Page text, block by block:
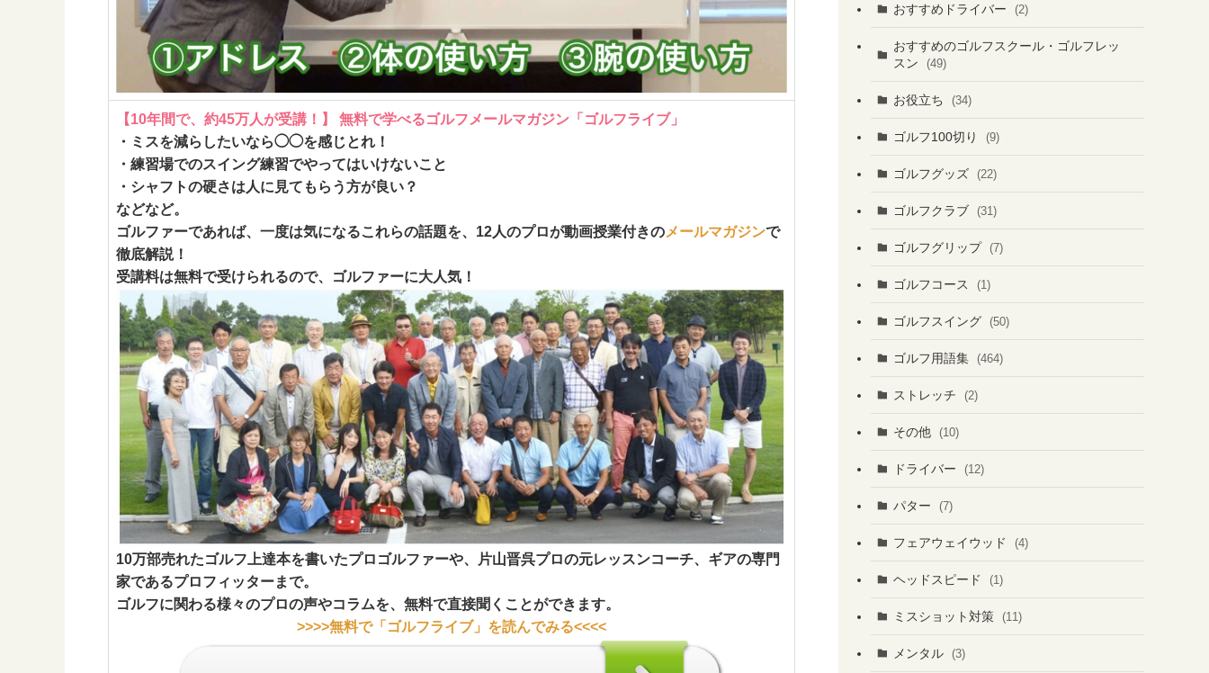
【10年間で、約45万人が受講！】 無料で学べるゴルフメールマガジン「ゴルフライブ」
・ミスを減らしたいなら◯◯を感じとれ！
・練習場でのスイング練習でやってはいけないこと
・シャフトの硬さは人に見てもらう方が良い？
などなど。
ゴルファーであれば、一度は気になるこれらの話題を、12人のプロが動画授業付きのメールマガジンで
徹底解説！
受講料は無料で受けられるので、ゴルファーに大人気！
10万部売れたゴルフ上達本を書いたプロゴルファーや、片山晋呉プロの元レッスンコーチ、ギアの専門
家であるプロフィッターまで。
ゴルフに関わる様々のプロの声やコラムを、無料で直接聞くことができます。
>>>>無料で「ゴルフライブ」 を読んでみる<<<<
おすすめドライバー (2)
おすすめのゴルフスクール・ゴルフレッ
スン
(49)
お役立ち (34)
ゴルフ100切り (9)
ゴルフグッズ (22)
ゴルフクラブ (31)
ゴルフグリップ (7)
ゴルフコース (1)
ゴルフスイング (50)
ゴルフ用語集 (464)
ストレッチ (2)
その他 (10)
ドライバー (12)
パター (7)
フェアウェイウッド (4)
ヘッドスピード (1)
ミスショット対策 (11)
メンタル (3)